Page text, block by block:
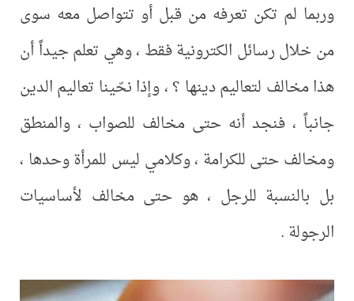
وربما لم تكن تعرفه من قبل أو تتواصل معه سوى
من خلال رسائل الكترونية فقط ، وهي تعلم جيداً أن
هذا مخالف لتعاليم دينها ؟ ، وإذا نحّينا تعاليم الدين
جانباً ، فنجد أنه حتى مخالف للصواب ، والمنطق
ومخالف حتى للكرامة ، وكلامي ليس للمرأة وحدها ،
بل بالنسبة للرجل ، هو حتى مخالف لأساسيات
الرجولة .